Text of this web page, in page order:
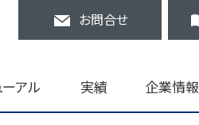
お問合せ
ーアル 実績 企業情報